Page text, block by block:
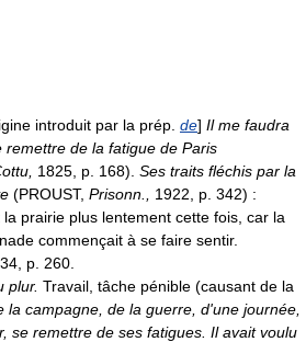
introduit par la prép. de] Il me faudra
de la fatigue de Paris
1825, p. 168). Ses traits fléchis par la
(PROUST, Prisonn., 1922, p. 342) :
prairie plus lentement cette fois, car la
commençait à se faire sentir.
p. 260.
plur. Travail, tâche pénible (causant de la
la campagne, de la guerre, d'une journée,
se remettre de ses fatigues. Il avait voulu